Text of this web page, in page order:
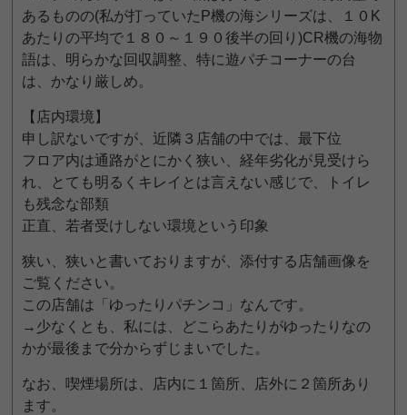
あるものの(私が打っていたP機の海シリーズは、１０K
あたりの平均で１８０～１９０後半の回り)CR機の海物
語は、明らかな回収調整、特に遊パチコーナーの台
は、かなり厳しめ。
【店内環境】
申し訳ないですが、近隣３店舗の中では、最下位
フロア内は通路がとにかく狭い、経年劣化が見受けら
れ、とても明るくキレイとは言えない感じで、トイレ
も残念な部類
正直、若者受けしない環境という印象
狭い、狭いと書いておりますが、添付する店舗画像を
ご覧ください。
この店舗は「ゆったりパチンコ」なんです。
→少なくとも、私には、どこらあたりがゆったりなの
かが最後まで分からずじまいでした。
なお、喫煙場所は、店内に１箇所、店外に２箇所あり
ます。